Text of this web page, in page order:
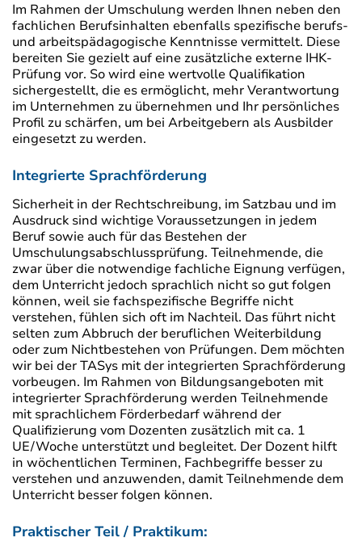
Im Rahmen der Umschulung werden Ihnen neben den
fachlichen Berufsinhalten ebenfalls spezifische berufs-
und arbeitspädagogische Kenntnisse vermittelt. Diese
bereiten Sie gezielt auf eine zusätzliche externe IHK-
Prüfung vor. So wird eine wertvolle Qualifikation
sichergestellt, die es ermöglicht, mehr Verantwortung
im Unternehmen zu übernehmen und Ihr persönliches
Profil zu schärfen, um bei Arbeitgebern als Ausbilder
eingesetzt zu werden.
Integrierte Sprachförderung
Sicherheit in der Rechtschreibung, im Satzbau und im
Ausdruck sind wichtige Voraussetzungen in jedem
Beruf sowie auch für das Bestehen der
Umschulungsabschlussprüfung. Teilnehmende, die
zwar über die notwendige fachliche Eignung verfügen,
dem Unterricht jedoch sprachlich nicht so gut folgen
können, weil sie fachspezifische Begriffe nicht
verstehen, fühlen sich oft im Nachteil. Das führt nicht
selten zum Abbruch der beruflichen Weiterbildung
oder zum Nichtbestehen von Prüfungen. Dem möchten
wir bei der TASys mit der integrierten Sprachförderung
vorbeugen. Im Rahmen von Bildungsangeboten mit
integrierter Sprachförderung werden Teilnehmende
mit sprachlichem Förderbedarf während der
Qualifizierung vom Dozenten zusätzlich mit ca. 1
UE/Woche unterstützt und begleitet. Der Dozent hilft
in wöchentlichen Terminen, Fachbegriffe besser zu
verstehen und anzuwenden, damit Teilnehmende dem
Unterricht besser folgen können.
Praktischer Teil / Praktikum: